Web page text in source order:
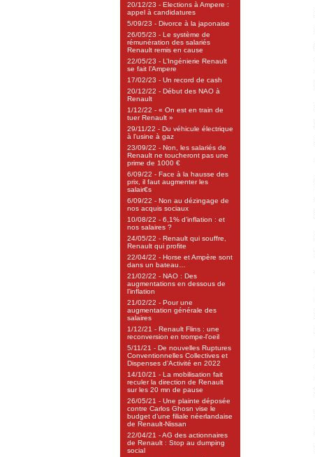
20/12/23 - Elections à Ampere :
appel à candidatures
5/09/23 - Divorce à la japonaise
26/05/23 - Le système de
rémunération des salariés
Renault remis en cause
22/05/23 - L’Ingénierie Renault
se fait l’Ampere
17/02/23 - Un record de cash
20/12/22 - Début des NAO à
Renault
1/12/22 - « On est en train de
tuer Renault »
29/11/22 - Du véhicule électrique
à l’usine à gaz
23/09/22 - Non, les salariés de
Renault ne toucheront pas une
prime de 1000 €
6/09/22 - Face à la hausse des
prix, il faut augmenter les
salair€s
6/09/22 - Non au dézingage de
nos acquis sociaux
10/08/22 - 6,1% d’inflation : et
nos salaires ?
24/05/22 - Renault qui souffre,
Renault qui profite
22/04/22 - Horse et Ampère sont
dans un bateau…
21/02/22 - NAO : Des
augmentations en dessous de
l’inflation
21/02/22 - Pour une
augmentation générale des
salaires
1/12/21 - Renault Flins : une
reconversion en trompe-l’oeil
5/11/21 - De nouvelles Ruptures
Conventionnelles Collectives et
Dispenses d’Activité en 2022
14/10/21 - La mobilisation fait
reculer la direction de Renault
sur les 20 mn de pause
26/05/21 - Une plainte déposée
contre Carlos Ghosn vise le
budget d’une filiale néerlandaise
de Renault-Nissan
22/04/21 - AG des actionnaires
de Renault : Stop au dumping
social